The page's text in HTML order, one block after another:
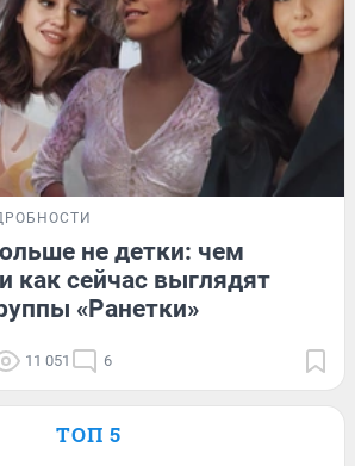
не детки: чем
как сейчас выглядят
«Ранетки»
11 051 6
ТОП 5